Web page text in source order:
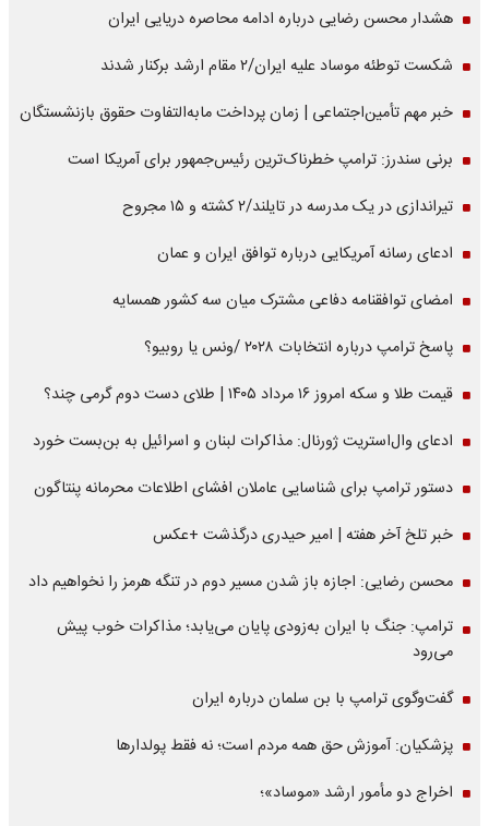
هشدار محسن رضایی درباره ادامه محاصره دریایی ایران
شکست توطئه موساد علیه ایران/۲ مقام‌ ارشد برکنار شدند
خبر مهم تأمین‌اجتماعی | زمان پرداخت مابه‌التفاوت حقوق بازنشستگان
برنی سندرز: ترامپ خطرناک‌ترین رئیس‌جمهور برای آمریکا است
تیراندازی در یک مدرسه در تایلند/۲ کشته و ۱۵ مجروح
ادعای رسانه آمریکایی درباره توافق ایران و عمان
امضای توافقنامه دفاعی مشترک میان سه کشور همسایه
پاسخ ترامپ درباره انتخابات ۲۰۲۸ /ونس یا روبیو؟
قیمت طلا و سکه امروز ۱۶ مرداد ۱۴۰۵ | طلای دست دوم گرمی چند؟
ادعای وال‌استریت ژورنال: مذاکرات لبنان و اسرائیل به بن‌بست خورد
دستور ترامپ برای شناسایی عاملان افشای اطلاعات محرمانه پنتاگون
خبر تلخ آخر هفته | امیر حیدری درگذشت +عکس
محسن رضایی: اجازه باز شدن مسیر دوم در تنگه هرمز را نخواهیم داد
ترامپ: جنگ با ایران به‌زودی پایان می‌یابد؛ مذاکرات خوب پیش
می‌رود
گفت‌وگوی ترامپ با بن سلمان درباره ایران
پزشکیان: آموزش حق همه مردم است؛ نه فقط پولدارها
اخراج دو مأمور ارشد «موساد»؛